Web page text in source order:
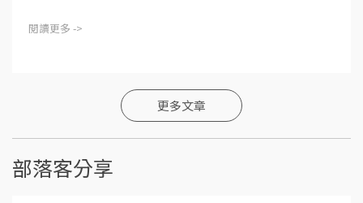
閱讀更多 ->
更多文章
部落客分享